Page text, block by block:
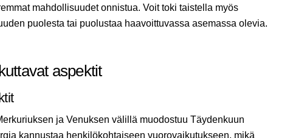
mahdollisuudet onnistua. Voit toki taistella myös
puolesta tai puolustaa haavoittuvassa asemassa olevia.
aspektit
ja Venuksen välillä muodostuu Täydenkuun
kannustaa henkilökohtaiseen vuorovaikutukseen, mikä